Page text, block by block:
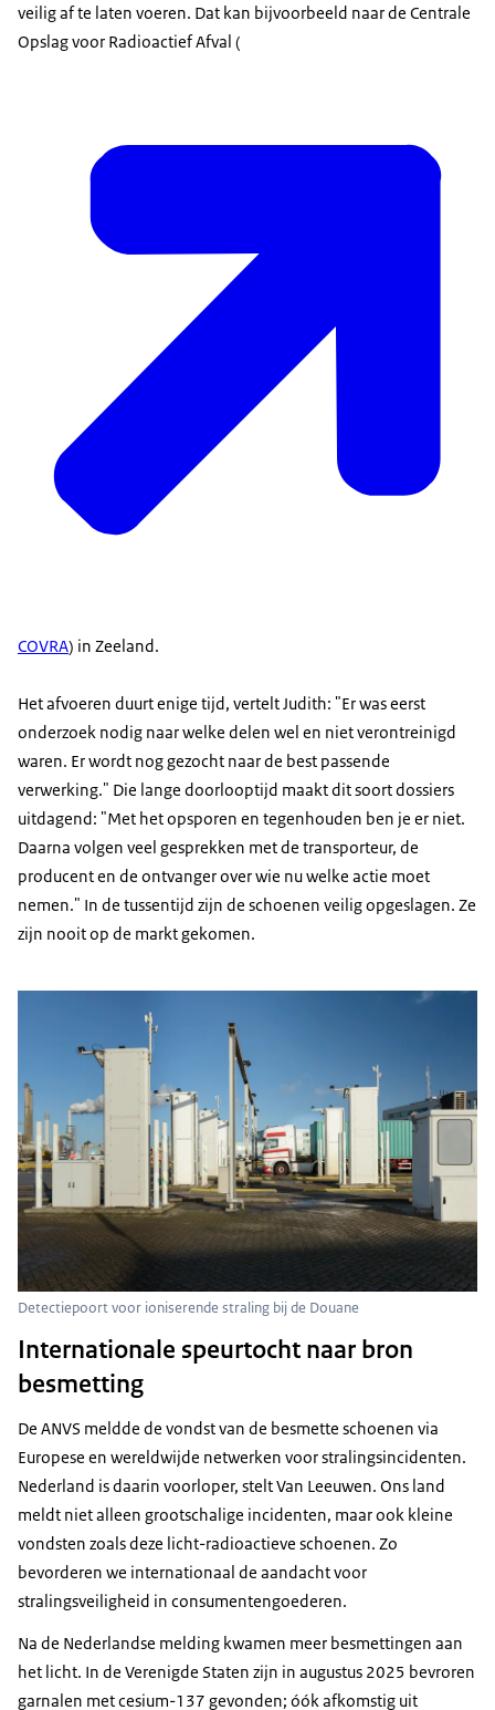
veilig af te laten voeren. Dat kan bijvoorbeeld naar de Centrale
Opslag voor Radioactief Afval (
COVRA) in Zeeland.
Het afvoeren duurt enige tijd, vertelt Judith: "Er was eerst
onderzoek nodig naar welke delen wel en niet verontreinigd
waren. Er wordt nog gezocht naar de best passende
verwerking." Die lange doorlooptijd maakt dit soort dossiers
uitdagend: "Met het opsporen en tegenhouden ben je er niet.
Daarna volgen veel gesprekken met de transporteur, de
producent en de ontvanger over wie nu welke actie moet
nemen." In de tussentijd zijn de schoenen veilig opgeslagen. Ze
zijn nooit op de markt gekomen.
Detectiepoort voor ioniserende straling bij de Douane
Internationale speurtocht naar bron
besmetting
De ANVS meldde de vondst van de besmette schoenen via
Europese en wereldwijde netwerken voor stralingsincidenten.
Nederland is daarin voorloper, stelt Van Leeuwen. Ons land
meldt niet alleen grootschalige incidenten, maar ook kleine
vondsten zoals deze licht-radioactieve schoenen. Zo
bevorderen we internationaal de aandacht voor
stralingsveiligheid in consumentengoederen.
Na de Nederlandse melding kwamen meer besmettingen aan
het licht. In de Verenigde Staten zijn in augustus 2025 bevroren
garnalen met cesium-137 gevonden; óók afkomstig uit